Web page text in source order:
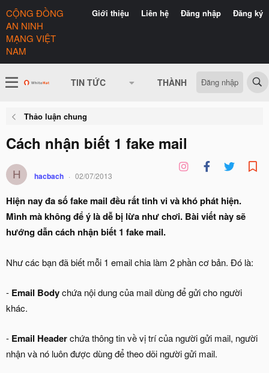
Giới thiệu Liên hệ Đăng nhập Đăng ký
CỘNG ĐỒNG
AN NINH
MẠNG VIỆT
NAM
TIN TỨC THÀNH VIÊN CÓ GÌ
Đăng nhập
Thảo luận chung
Cách nhận biết 1 fake mail
H hacbach 02/07/2013
Hiện nay đa số fake mail đều rất tinh vi và khó phát hiện.
Mình mà không để ý là dễ bị lừa như chơi. Bài viết này sẽ
hướng dẫn cách nhận biết 1 fake mail.
Như các bạn đã biết mỗi 1 email chia làm 2 phần cơ bản. Đó là:
- Email Bodychứa nội dung của mail dùng để gửi cho người
khác.
- Email Headerchứa thông tin về vị trí của người gửi mail, người
nhận và nó luôn được dùng để theo dõi người gửi mail.